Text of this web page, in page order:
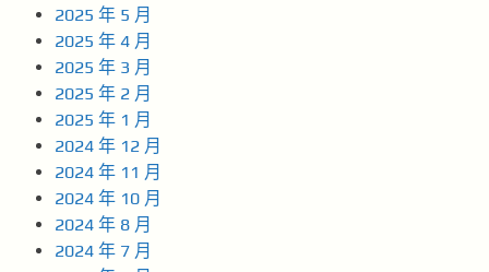
2025 年 5 月
2025 年 4 月
2025 年 3 月
2025 年 2 月
2025 年 1 月
2024 年 12 月
2024 年 11 月
2024 年 10 月
2024 年 8 月
2024 年 7 月